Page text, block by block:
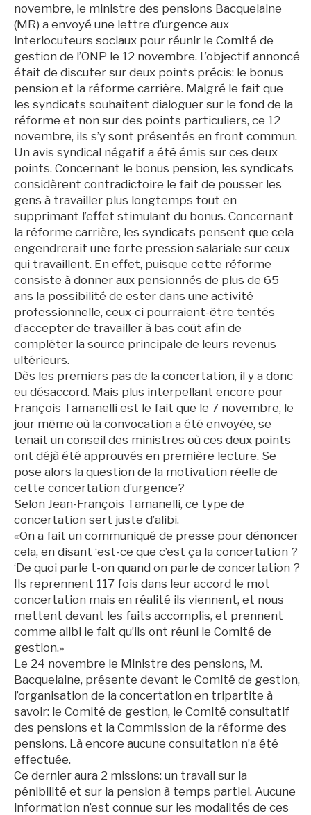
novembre, le ministre des pensions Bacquelaine
(MR) a envoyé une lettre d’urgence aux
interlocuteurs sociaux pour réunir le Comité de
gestion de l’ONP le 12 novembre. L’objectif annoncé
était de discuter sur deux points précis: le bonus
pension et la réforme carrière. Malgré le fait que
les syndicats souhaitent dialoguer sur le fond de la
réforme et non sur des points particuliers, ce 12
novembre, ils s’y sont présentés en front commun.
Un avis syndical négatif a été émis sur ces deux
points. Concernant le bonus pension, les syndicats
considèrent contradictoire le fait de pousser les
gens à travailler plus longtemps tout en
supprimant l’effet stimulant du bonus. Concernant
la réforme carrière, les syndicats pensent que cela
engendrerait une forte pression salariale sur ceux
qui travaillent. En effet, puisque cette réforme
consiste à donner aux pensionnés de plus de 65
ans la possibilité de ester dans une activité
professionnelle, ceux-ci pourraient-être tentés
d’accepter de travailler à bas coût afin de
compléter la source principale de leurs revenus
ultérieurs.
Dès les premiers pas de la concertation, il y a donc
eu désaccord. Mais plus interpellant encore pour
François Tamanelli est le fait que le 7 novembre, le
jour même où la convocation a été envoyée, se
tenait un conseil des ministres où ces deux points
ont déjà été approuvés en première lecture. Se
pose alors la question de la motivation réelle de
cette concertation d’urgence?
Selon Jean-François Tamanelli, ce type de
concertation sert juste d’alibi.
«On a fait un communiqué de presse pour dénoncer
cela, en disant ‘est-ce que c’est ça la concertation ?
‘De quoi parle t-on quand on parle de concertation ?
Ils reprennent 117 fois dans leur accord le mot
concertation mais en réalité ils viennent, et nous
mettent devant les faits accomplis, et prennent
comme alibi le fait qu’ils ont réuni le Comité de
gestion.»
Le 24 novembre le Ministre des pensions, M.
Bacquelaine, présente devant le Comité de gestion,
l’organisation de la concertation en tripartite à
savoir: le Comité de gestion, le Comité consultatif
des pensions et la Commission de la réforme des
pensions. Là encore aucune consultation n’a été
effectuée.
Ce dernier aura 2 missions: un travail sur la
pénibilité et sur la pension à temps partiel. Aucune
information n’est connue sur les modalités de ces